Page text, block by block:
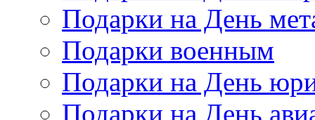
Подарки на День
Подарки военным
Подарки на День
Подарки на День